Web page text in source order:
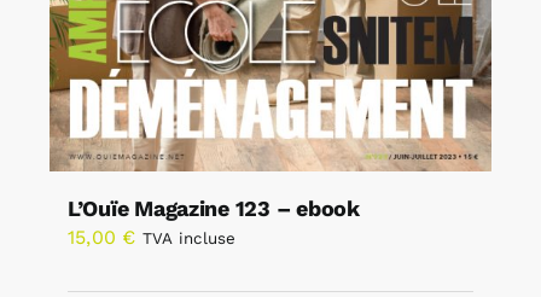
L’Ouïe Magazine 123 – ebook
15,00 € TVA incluse